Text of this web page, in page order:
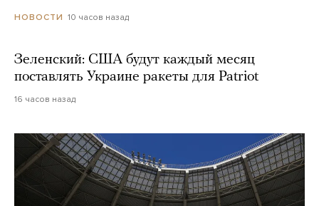
НОВОСТИ 10 часов назад
Зеленский: США будут каждый месяц
поставлять Украине ракеты для Patriot
16 часов назад